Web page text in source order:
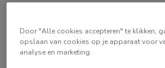
Door "Alle cookies accepteren" te klikken,
opslaan van cookies op je apparaat voor
analyse en marketing.